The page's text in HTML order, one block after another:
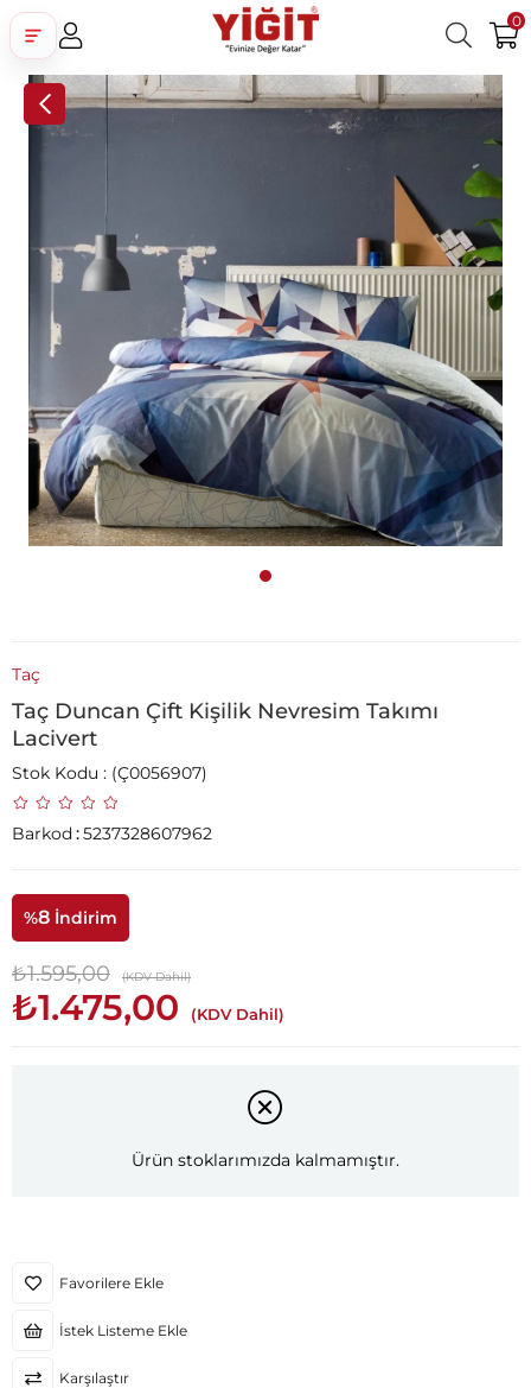
0
Üye Girişi Üye Ol Facebook İle Bağlan
Taç
Taç Duncan Çift Kişilik Nevresim Takımı
Lacivert
Stok Kodu (Ç0056907)
Barkod:5237328607962
%8 İndirim
₺1.595,00 (KDV Dahil)
₺1.475,00 (KDV Dahil)
Ürün stoklarımızda kalmamıştır.
Favorilere Ekle
İstek Listeme Ekle
Karşılaştır